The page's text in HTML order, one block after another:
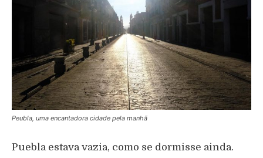
Peubla, uma encantadora cidade pela manhã
Puebla estava vazia, como se dormisse ainda.